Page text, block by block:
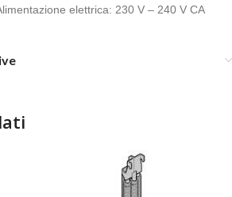
elettrica: 230 V – 240 V CA